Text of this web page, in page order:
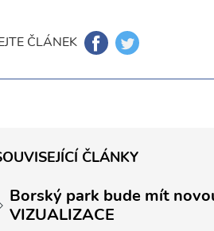
ČLÁNEK
ČLÁNKY
Borský park bude mít
VIZUALIZACE